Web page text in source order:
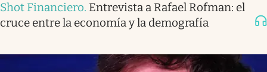
Shot Financiero. Entrevista a Rafael Rofman: el
cruce entre la economía y la demografía